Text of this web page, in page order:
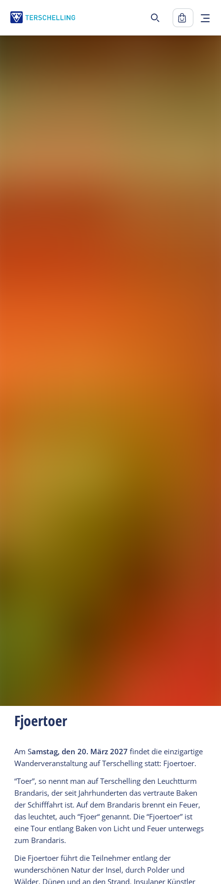
Fjoertoer
Am Samstag, den 20. März 2027 findet die einzigartige
Wanderveranstaltung auf Terschelling statt: Fjoertoer.
“Toer”, so nennt man auf Terschelling den Leuchtturm
Brandaris, der seit Jahrhunderten das vertraute Baken
der Schifffahrt ist. Auf dem Brandaris brennt ein Feuer,
das leuchtet, auch “Fjoer“ genannt. Die “Fjoertoer” ist
eine Tour entlang Baken von Licht und Feuer unterwegs
zum Brandaris.
Die Fjoertoer führt die Teilnehmer entlang der
wunderschönen Natur der Insel, durch Polder und
Wälder, Dünen und an den Strand. Insulaner Künstler